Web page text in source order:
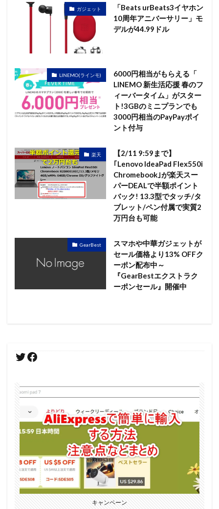
ガジェット
「Beats urBeats3イヤホン
10周年アニバーサリー」モ
デルが44.99ドル
LINEMO(ラインモ)
6000円相当がもらえる「
LINEMO 新生活応援 春のフ
ィーバータイム」がスター
ト!3GBのミニプランでも
3000円相当のPayPayポイ
ント付与
楽天
【2/11 9:59まで】
｢Lenovo IdeaPad Flex550i
Chromebook｣が楽天スー
パーDEALで半額ポイント
バック! 13.3型でタッチ/タ
ブレット/ペン付属で実質2
万円台も可能
GearBest
スマホや中華ガジェットが
セール価格より13% OFFク
ーポン配布中～
『GearBestエクストラク
ーポンセール』開催中
キャンペーン